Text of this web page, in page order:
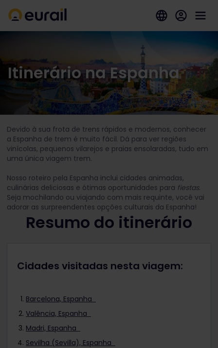
Itinerário na Espanha
Devido à sua frota de trens rápidos e modernos, conhecer
a Espanha de trem é muito fácil. Dá para ver regiões
vinícolas, pequenos vilarejos e praias ensolaradas, tudo em
uma única viagem trem.
Nosso roteiro pela Espanha inclui cidades animadas,
culinárias deliciosas e ótimas oportunidades para fiestas.
Seja mochilando ou viajando com mais requinte, você vai
adorar as surpreendentes opções culturais da Espanha!
Resumo do itinerário
Cidades visitadas nesta viagem:
Barcelona, Espanha
Valência, Espanha
Madri, Espanha
Sevilha (Sevilla), Espanha